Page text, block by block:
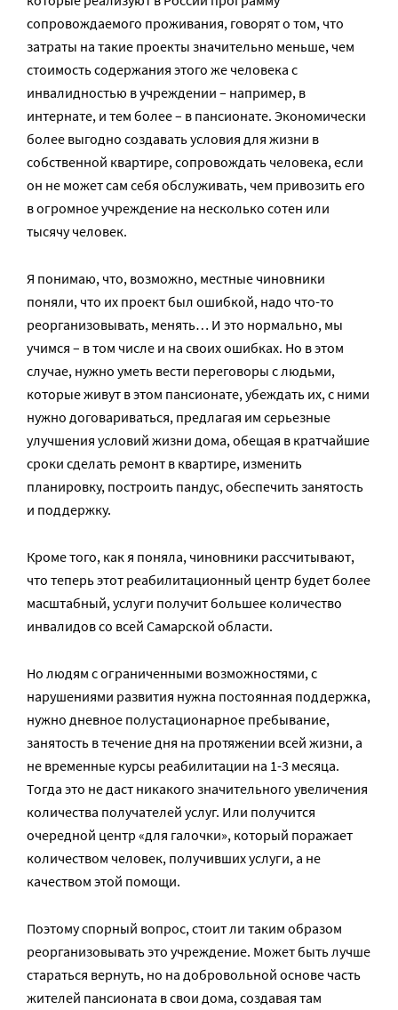
сопровождаемого проживания, говорят о том, что
затраты на такие проекты значительно меньше, чем
стоимость содержания этого же человека с
инвалидностью в учреждении – например, в
интернате, и тем более – в пансионате. Экономически
более выгодно создавать условия для жизни в
собственной квартире, сопровождать человека, если
он не может сам себя обслуживать, чем привозить его
в огромное учреждение на несколько сотен или
тысячу человек.
Я понимаю, что, возможно, местные чиновники
поняли, что их проект был ошибкой, надо что-то
реорганизовывать, менять… И это нормально, мы
учимся – в том числе и на своих ошибках. Но в этом
случае, нужно уметь вести переговоры с людьми,
которые живут в этом пансионате, убеждать их, с ними
нужно договариваться, предлагая им серьезные
улучшения условий жизни дома, обещая в кратчайшие
сроки сделать ремонт в квартире, изменить
планировку, построить пандус, обеспечить занятость
и поддержку.
Кроме того, как я поняла, чиновники рассчитывают,
что теперь этот реабилитационный центр будет более
масштабный, услуги получит большее количество
инвалидов со всей Самарской области.
Но людям с ограниченными возможностями, с
нарушениями развития нужна постоянная поддержка,
нужно дневное полустационарное пребывание,
занятость в течение дня на протяжении всей жизни, а
не временные курсы реабилитации на 1-3 месяца.
Тогда это не даст никакого значительного увеличения
количества получателей услуг. Или получится
очередной центр «для галочки», который поражает
количеством человек, получивших услуги, а не
качеством этой помощи.
Поэтому спорный вопрос, стоит ли таким образом
реорганизовывать это учреждение. Может быть лучше
стараться вернуть, но на добровольной основе часть
жителей пансионата в свои дома, создавая там